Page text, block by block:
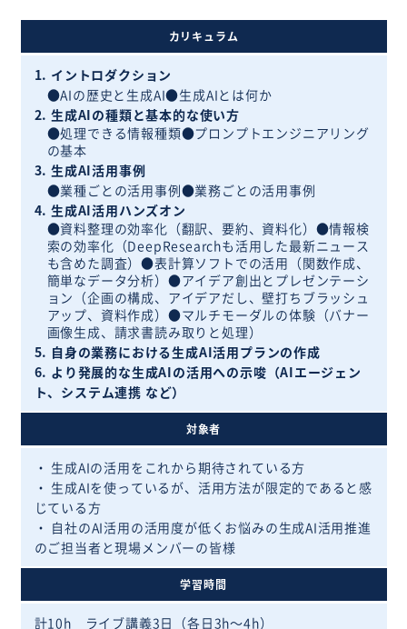
カリキュラム
1. イントロダクション
●AIの歴史と生成AI●生成AIとは何か
2. 生成AIの種類と基本的な使い方
●処理できる情報種類●プロンプトエンジニアリング
の基本
3. 生成AI活用事例
●業種ごとの活用事例●業務ごとの活用事例
4. 生成AI活用ハンズオン
●資料整理の効率化（翻訳、要約、資料化）●情報検
索の効率化（DeepResearchも活用した最新ニュース
も含めた調査）●表計算ソフトでの活用（関数作成、
簡単なデータ分析）●アイデア創出とプレゼンテーシ
ョン（企画の構成、アイデアだし、壁打ちブラッシュ
アップ、資料作成）●マルチモーダルの体験（バナー
画像生成、請求書読み取りと処理）
5. 自身の業務における生成AI活用プランの作成
6. より発展的な生成AIの活用への示唆（AIエージェン
ト、システム連携 など）
対象者
・ 生成AIの活用をこれから期待されている方
・ 生成AIを使っているが、活用方法が限定的であると感
じている方
・ 自社のAI活用の活用度が低くお悩みの生成AI活用推進
のご担当者と現場メンバーの皆様
学習時間
計10h ライブ講義3日（各日3h〜4h）